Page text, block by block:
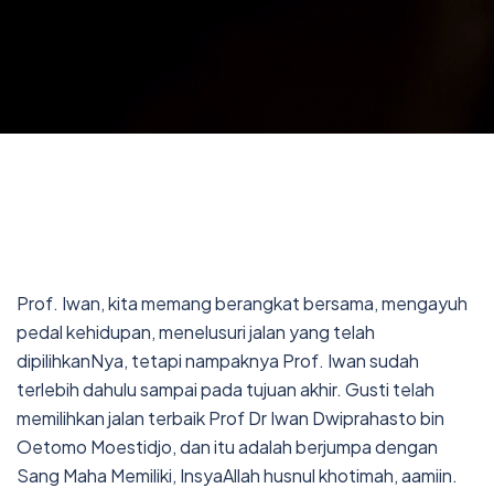
Prof. Iwan, kita memang berangkat bersama, mengayuh
pedal kehidupan, menelusuri jalan yang telah
dipilihkanNya, tetapi nampaknya Prof. Iwan sudah
terlebih dahulu sampai pada tujuan akhir. Gusti telah
memilihkan jalan terbaik Prof Dr Iwan Dwiprahasto bin
Oetomo Moestidjo, dan itu adalah berjumpa dengan
Sang Maha Memiliki, InsyaAllah husnul khotimah, aamiin.